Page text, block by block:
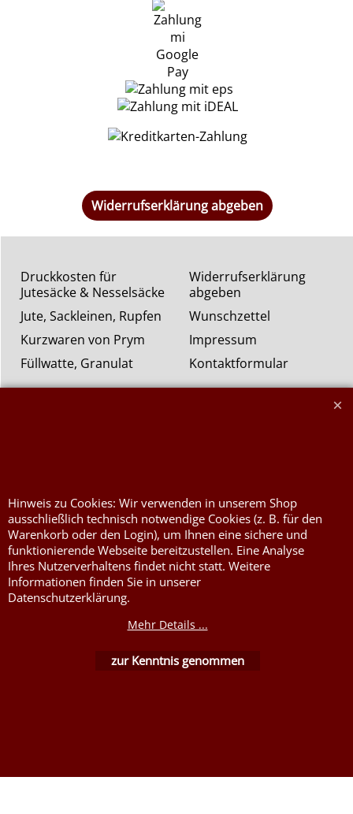
Widerrufserklärung abgeben
Widerrufserklärung
abgeben
Wunschzettel
Impressum
Kontaktformular
Druckkosten für
Jutesäcke & Nesselsäcke
Jute, Sackleinen, Rupfen
Kurzwaren von Prym
Füllwatte, Granulat
WebShop erstellt mit ShopFactory Shop Software.
Hinweis zu Cookies: Wir verwenden in unserem Shop
ausschließlich technisch notwendige Cookies (z. B. für den
Warenkorb oder den Login), um Ihnen eine sichere und
funktionierende Webseite bereitzustellen. Eine Analyse
Ihres Nutzerverhaltens findet nicht statt. Weitere
Informationen finden Sie in unserer
Datenschutzerklärung.
Mehr Details ...
zur Kenntnis genommen